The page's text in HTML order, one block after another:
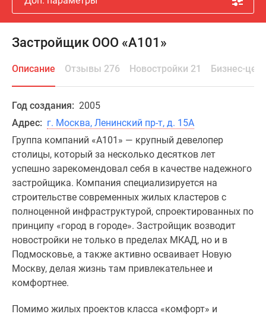
Застройщик ООО «А101»
Описание Отзывы 276 Новостройки 21 Бизнес-
Год создания: 2005
Адрес: г. Москва, Ленинский пр-т, д. 15А
Группа компаний «А101» ― крупный девелопер
столицы, который за несколько десятков лет
успешно зарекомендовал себя в качестве надежного
застройщика. Компания специализируется на
строительстве современных жилых кластеров с
полноценной инфраструктурой, спроектированных по
принципу «город в городе». Застройщик возводит
новостройки не только в пределах МКАД, но и в
Подмосковье, а также активно осваивает Новую
Москву, делая жизнь там привлекательнее и
комфортнее.
Помимо жилых проектов класса «комфорт» и